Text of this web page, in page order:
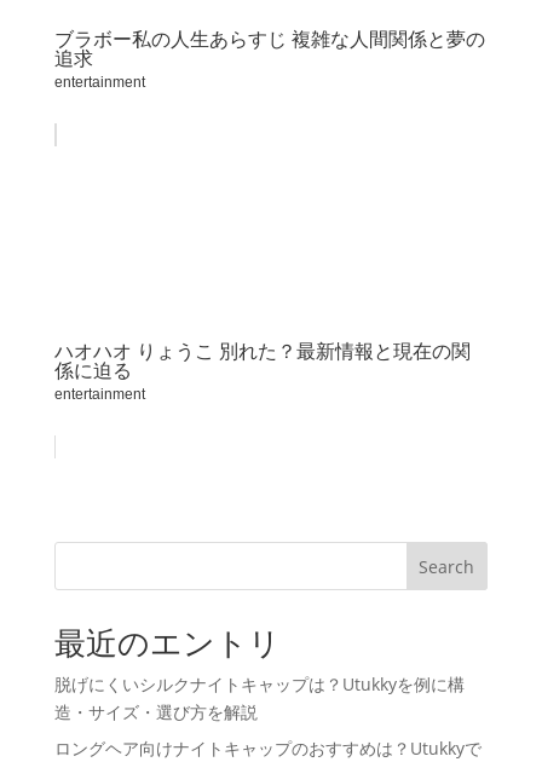
ブラボー私の人生あらすじ 複雑な人間関係と夢の
追求
entertainment
ハオハオ りょうこ 別れた？最新情報と現在の関
係に迫る
entertainment
Search
最近のエントリ
脱げにくいシルクナイトキャップは？Utukkyを例に構
造・サイズ・選び方を解説
ロングヘア向けナイトキャップのおすすめは？Utukkyで